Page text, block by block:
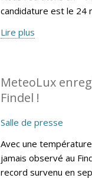
candidature est le 24
Lire plus
MeteoLux
Findel !
Salle de presse
Avec une
jamais observé au
record survenu en